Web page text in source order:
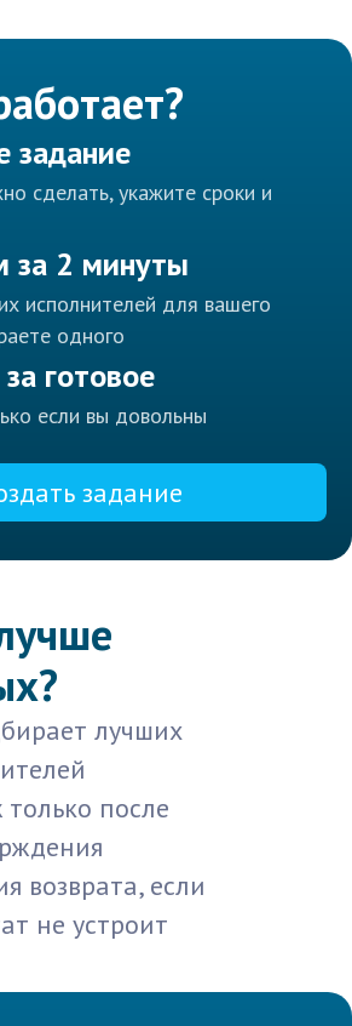
задание
сделать, укажите сроки и
за 2 минуты
исполнителей для вашего
одного
готовое
если вы довольны
задание
лучших
после
возврата, если
не устроит